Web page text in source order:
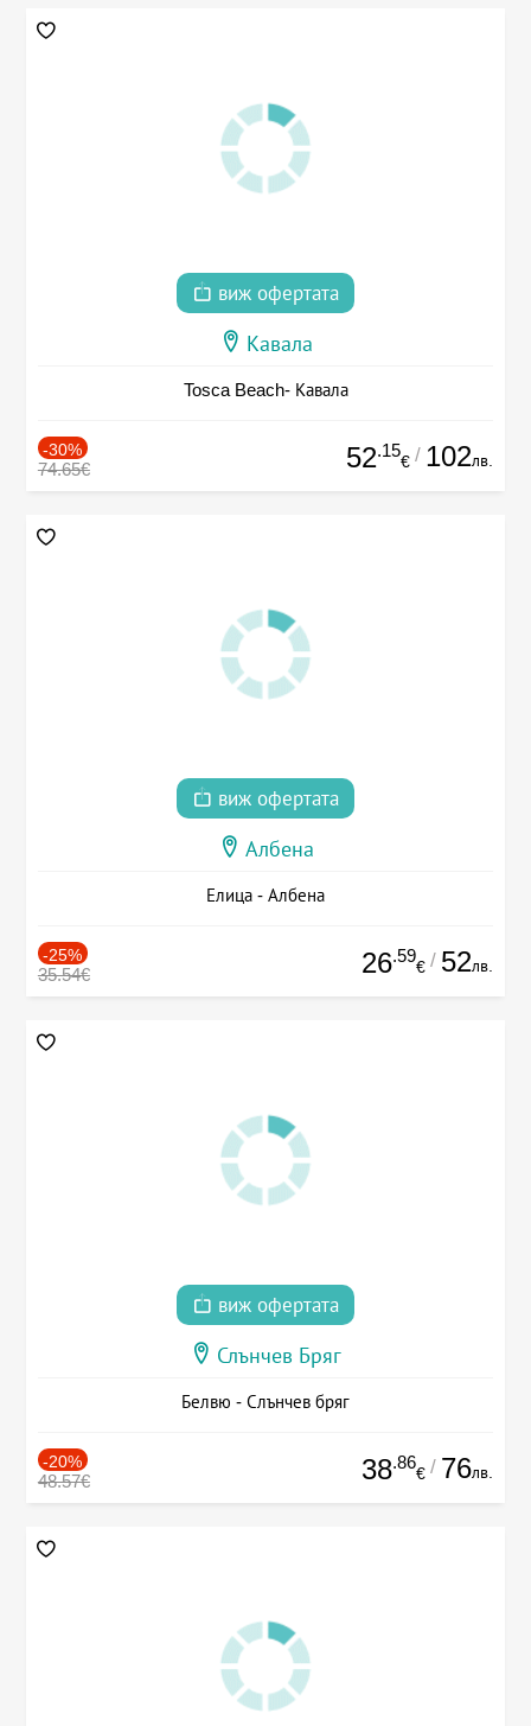
виж офертата
Кавала
Tosca Beach- Кавала
-30%
74.65€ 52.15
€ / 102лв.
виж офертата
Албена
Елица - Албена
-25%
35.54€ 26.59
€ / 52лв.
виж офертата
Слънчев Бряг
Белвю - Слънчев бряг
-20%
48.57€ 38.86
€ / 76лв.